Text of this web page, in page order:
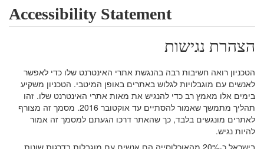
Accessibility Statement
הצהרת נגישות
הטכניון רואה חשיבות רבה בהנגשת אתרי האינטרנט שלו כדי לאפשר
לאנשים עם מוגבלויות לגלוש באתרים באופן המיטבי. הטכניון משקיע
בימים אלו מאמץ רב כדי להנגיש את מאות אתרי האינטרנט שלו. זהו
תהליך מתמשך שאמור להסתיים עד אוקטובר 2016. מסמך זה מצורף
לאתרים מונגשים בלבד, כך שהאתר דרכו הגעתם למסמך זה אמור
להיות נגיש.